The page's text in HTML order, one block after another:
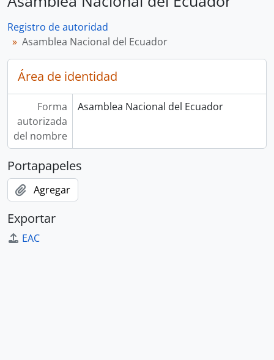
Registro de autoridad
Asamblea Nacional del Ecuador
Área de identidad
Forma
autorizada
del nombre
Asamblea Nacional del Ecuador
Portapapeles
Agregar
Exportar
EAC